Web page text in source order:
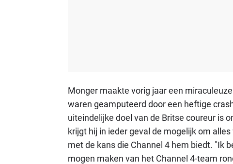
Monger maakte vorig jaar een
waren geamputeerd door een heftige
uiteindelijke doel van de Britse coureur is
krijgt hij in ieder geval de mogelijk om
met de kans die Channel 4 hem biedt. "Ik
mogen maken van het Channel 4-team